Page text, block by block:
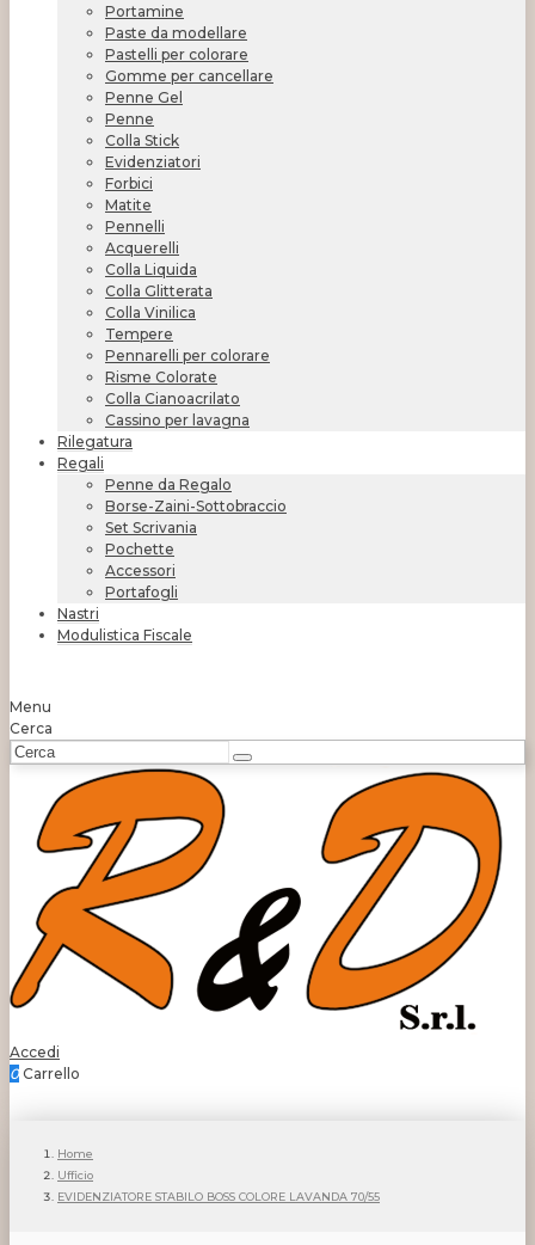
Portamine
Paste da modellare
Pastelli per colorare
Gomme per cancellare
Penne Gel
Penne
Colla Stick
Evidenziatori
Forbici
Matite
Pennelli
Acquerelli
Colla Liquida
Colla Glitterata
Colla Vinilica
Tempere
Pennarelli per colorare
Risme Colorate
Colla Cianoacrilato
Cassino per lavagna
Rilegatura
Regali
Penne da Regalo
Borse-Zaini-Sottobraccio
Set Scrivania
Pochette
Accessori
Portafogli
Nastri
Modulistica Fiscale
Menu
Cerca
Accedi
0 Carrello
Home
Ufficio
EVIDENZIATORE STABILO BOSS COLORE LAVANDA 70/55